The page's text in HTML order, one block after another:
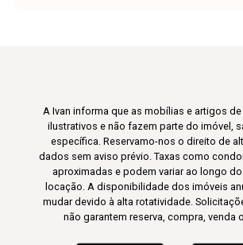
A Ivan informa que as mobílias e artigos
ilustrativos e não fazem parte do imóvel,
específica. Reservamo-nos o direito de
dados sem aviso prévio. Taxas como
aproximadas e podem variar ao longo
locação. A disponibilidade dos imóveis
mudar devido à alta rotatividade.
não garantem reserva, compra, venda